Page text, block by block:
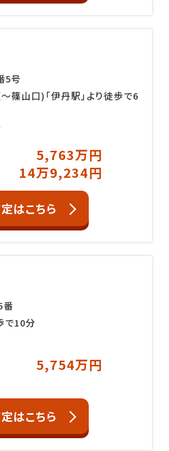
5号
山口)「伊丹駅」より徒歩で6
5,763万円
14万9,234円
はこちら
番
で10分
5,754万円
はこちら